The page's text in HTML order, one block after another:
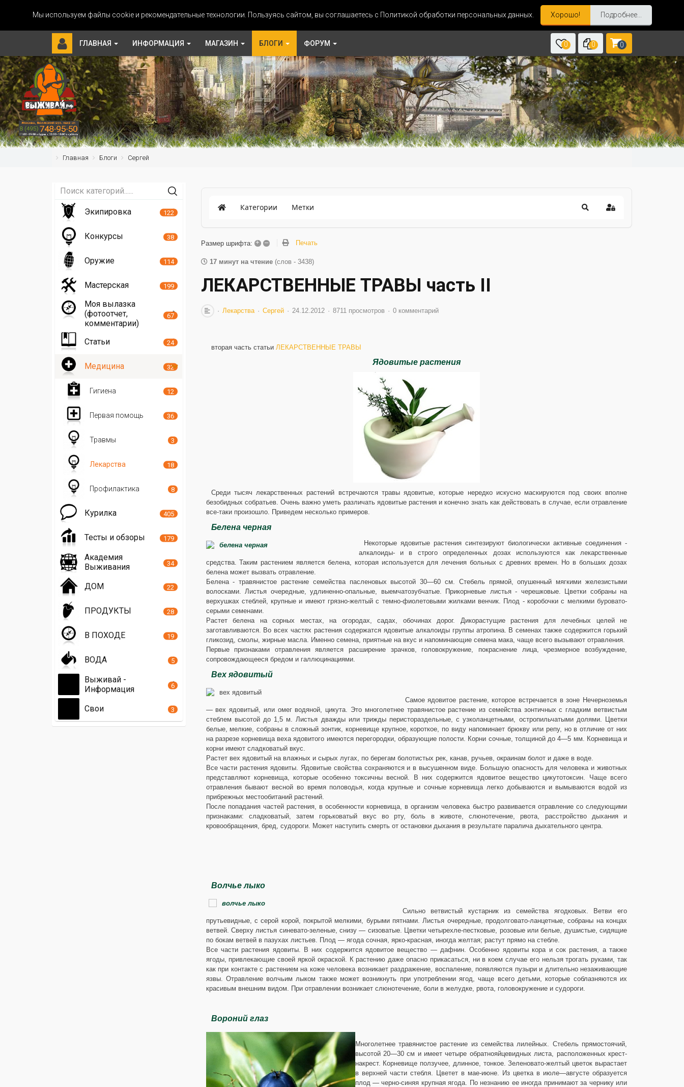
Мы используем файлы cookie и рекомендательные технологии. Пользуясь сайтом, вы соглашаетесь с Политикой обработки персональных данных. Хорошо! Подробнее...
ГЛАВНАЯ ИНФОРМАЦИЯ МАГАЗИН БЛОГИ ФОРУМ 0 0 0
Главная Блоги Сергей
Категории Метки
Размер шрифта: + – Печать
17 минут на чтение (слов - 3438)
ЛЕКАРСТВЕННЫЕ ТРАВЫ часть II
Лекарства Сергей 24.12.2012 8711 просмотров 0 комментарий
вторая часть статьи ЛЕКАРСТВЕННЫЕ ТРАВЫ
Ядовитые растения
Среди тысяч лекарственных растений встречаются травы ядовитые, которые нередко искусно маскируются под своих вполне
безобидных собратьев. Очень важно уметь различать ядовитые растения и конечно знать как действовать в случае, если отравление
все-таки произошло. Приведем несколько примеров.
Белена черная
Некоторые ядовитые растения синтезируют биологически активные соединения -
алкалоиды- и в строго определенных дозах используются как лекарственные
средства. Таким растением является белена, которая используется для лечения больных с древних времен. Но в больших дозах
белена может вызвать отравление.
Белена - травянистое растение семейства пасленовых высотой 30—60 см. Стебель прямой, опушенный мягкими железистыми
волосками. Листья очередные, удлиненно-опальные, выемчатозубчатые. Прикорневые листья - черешковые. Цветки собраны на
верхушках стеблей, крупные и имеют грязно-желтый с темно-фиолетовыми жилками венчик. Плод - коробочки с мелкими буровато-
серыми семенами.
Растет белена на сорных местах, на огородах, садах, обочинах дорог. Дикорастущие растения для лечебных целей не
заготавливаются. Во всех частях растения содержатся ядовитые алкалоиды группы атропина. В семенах также содержится горький
гликозид, смолы, жирные масла. Именно семена, приятные на вкус и напоминающие семена мака, чаще всего вызывают отравления.
Первые признаками отравления является расширение зрачков, головокружение, покраснение лица, чрезмерное возбуждение,
сопровождающееся бредом и галлюцинациями.
Вех ядовитый
Самое ядовитое растение, которое встречается в зоне Нечерноземья
— вех ядовитый, или омег водяной, цикута. Это многолетнее травянистое растение из семейства зонтичных с гладким ветвистым
стеблем высотой до 1,5 м. Листья дважды или трижды перистораздельные, с узколанцетными, остропильчатыми долями. Цветки
белые, мелкие, собраны в сложный зонтик, корневище крупное, короткое, по виду напоминает брюкву или репу, но в отличие от них
на разрезе корневища веха ядовитого имеются перегородки, образующие полости. Корни сочные, толщиной до 4—5 мм. Корневища и
корни имеют сладковатый вкус.
Растет вех ядовитый на влажных и сырых лугах, по берегам болотистых рек, канав, ручьев, окраинам болот и даже в воде.
Все части растения ядовиты. Ядовитые свойства сохраняются и в высушенном виде. Большую опасность для человека и животных
представляют корневища, которые особенно токсичны весной. В них содержится ядовитое вещество цикутотоксин. Чаще всего
отравления бывают весной во время половодья, когда крупные и сочные корневища легко добываются и вымываются водой из
прибрежных местообитаний растений.
После попадания частей растения, в особенности корневища, в организм человека быстро развивается отравление со следующими
признаками: сладковатый, затем горьковатый вкус во рту, боль в животе, слюнотечение, рвота, расстройство дыхания и
кровообращения, бред, судороги. Может наступить смерть от остановки дыхания в результате паралича дыхательного центра.
Волчье лыко
Сильно ветвистый кустарник из семейства ягодковых. Ветви его
прутьевидные, с серой корой, покрытой мелкими, бурыми пятнами. Листья очередные, продолговато-ланцетные, собраны на концах
ветвей. Сверху листья синевато-зеленые, снизу — сизоватые. Цветки четырехле-пестковые, розовые или белые, душистые, сидящие
по бокам ветвей в пазухах листьев. Плод — ягода сочная, ярко-красная, иногда желтая; растут прямо на стебле.
Все части растения ядовиты. В них содержится ядовитое вещество — дафнин. Особенно ядовиты кора и сок растения, а также
ягоды, привлекающие своей яркой окраской. К растению даже опасно прикасаться, ни в коем случае его нельзя трогать руками, так
как при контакте с растением на коже человека возникает раздражение, воспаление, появляются пузыри и длительно незаживающие
язвы. Отравление волчьим лыком также может возникнуть при употреблении ягод, чаще всего детьми, которые соблазняются их
красивым внешним видом. При отравлении возникает слюнотечение, боли в желудке, рвота, головокружение и судороги.
Вороний глаз
Многолетнее травянистое растение из семейства лилейных. Стебель прямостоячий,
высотой 20—30 см и имеет четыре обратнояйцевидных листа, расположенных крест-
накрест. Корневище ползучее, длинное, тонкое. Зеленовато-желтый цветок вырастает
в верхней части стебля. Цветет в мае-июне. Из цветка в июле—августе образуется
плод — черно-синяя крупная ягода. По незнанию ее иногда принимают за чернику или
Экипировка 122
Конкурсы 38
Оружие 114
Мастерская 199
Моя вылазка
(фотоотчет,
комментарии)
67
Статьи 24
Медицина 32
Гигиена 12
Первая помощь 36
Травмы 3
Лекарства 18
Профилактика 8
Курилка 405
Тесты и обзоры 179
Академия
Выживания
34
ДОМ 22
ПРОДУКТЫ 28
В ПОХОДЕ 19
ВОДА 5
Выживай -
Информация
6
Свои 3